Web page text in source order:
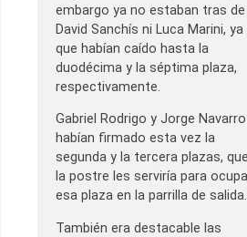
embargo ya no estaban tras de
David Sanchís ni Luca Marini, ya
que habían caído hasta la
duodécima y la séptima plaza,
respectivamente.
Gabriel Rodrigo y Jorge Navarro
habían firmado esta vez la
segunda y la tercera plazas,
la postre les serviría para
esa plaza en la parrilla de salida.
También era destacable las